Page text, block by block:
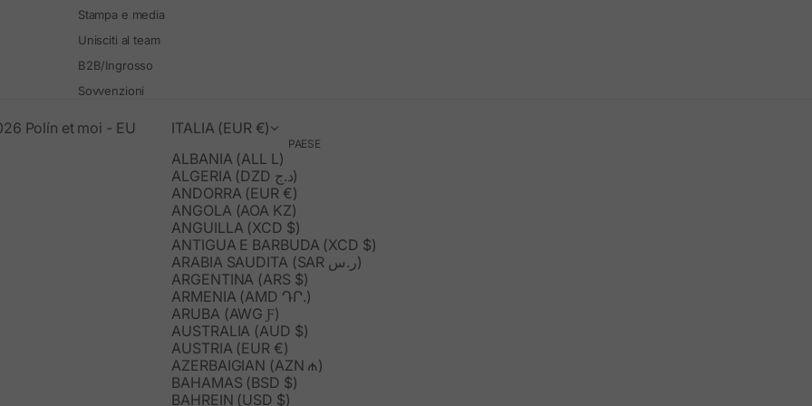
Stampa e media
Unisciti al team
B2B/Ingrosso
Sovvenzioni
ITALIA (EUR €)
PAESE
ALBANIA (ALL L)
ALGERIA (DZD د.ج)
ANDORRA (EUR €)
ANGOLA (AOA KZ)
ANGUILLA (XCD $)
ANTIGUA E BARBUDA (XCD $)
ARABIA SAUDITA (SAR ر.س)
ARGENTINA (ARS $)
ARMENIA (AMD ԴՐ.)
ARUBA (AWG Ƒ)
AUSTRALIA (AUD $)
AUSTRIA (EUR €)
AZERBAIGIAN (AZN ₼)
BAHAMAS (BSD $)
BAHREIN (USD $)
Polín et moi - EU